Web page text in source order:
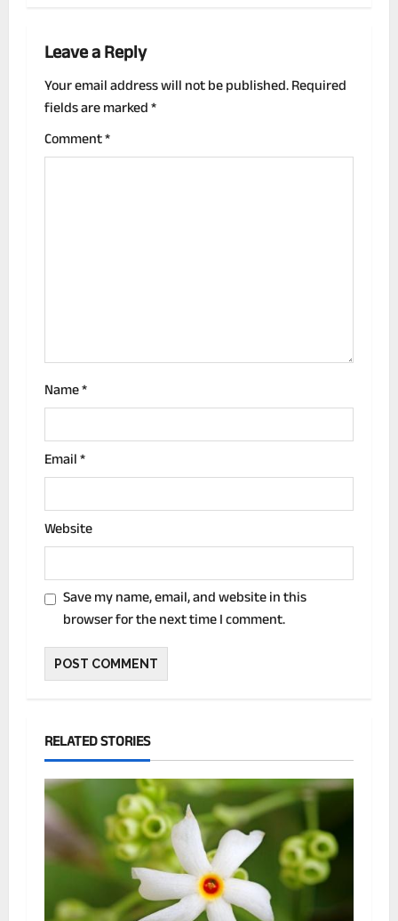
a
v
i
g
n
Leave a Reply
Your email address will not be published.Required
fields are marked*
Comment*
Name*
Email*
Website
Save my name, email, and website in this
browser for the next time I comment.
RELATED STORIES